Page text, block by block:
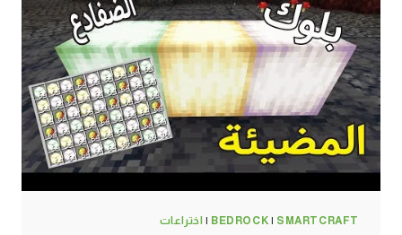
BEDROCK | SMARTCRAFT
| اختراعات